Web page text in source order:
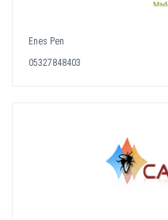
Enes Pen
05327848403